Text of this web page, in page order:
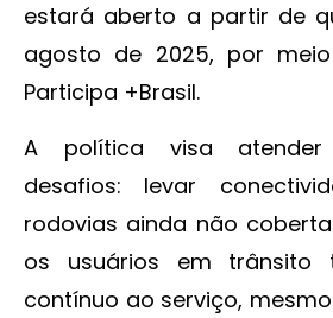
estará aberto a partir de
agosto de 2025, por
Participa +Brasil.
A política visa
desafios: levar
rodovias ainda não
os usuários em trânsito
contínuo ao serviço,